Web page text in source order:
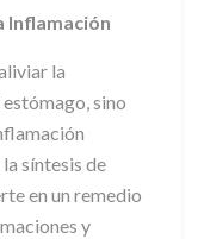
Inflamación
la
sino
síntesis de
en un remedio
y